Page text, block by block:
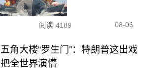
阅读 4189 08-06
五角大楼“罗生门”：特朗普这出戏
把全世界演懵